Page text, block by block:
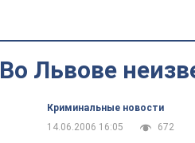
Во Львове
Криминальные новости
14.06.2006 16:05
672